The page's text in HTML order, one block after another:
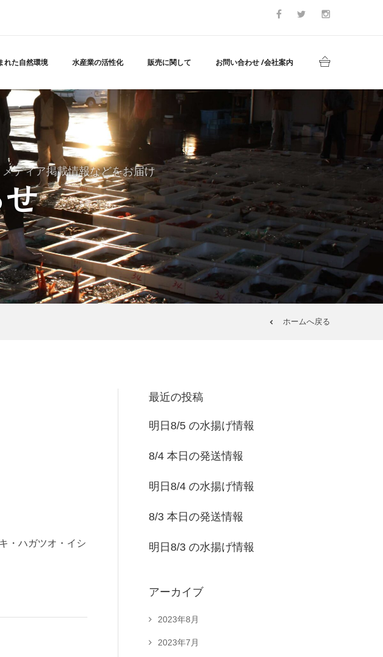
れた自然環境 水産業の活性化 販売に関して お問い合わせ /会社案内
ディア掲載情報などをお届け
ホームへ戻る
・ハガツオ・イシ
最近の投稿
明日8/5 の水揚げ情報
8/4 本日の発送情報
明日8/4 の水揚げ情報
8/3 本日の発送情報
明日8/3 の水揚げ情報
アーカイブ
2023年8月
2023年7月